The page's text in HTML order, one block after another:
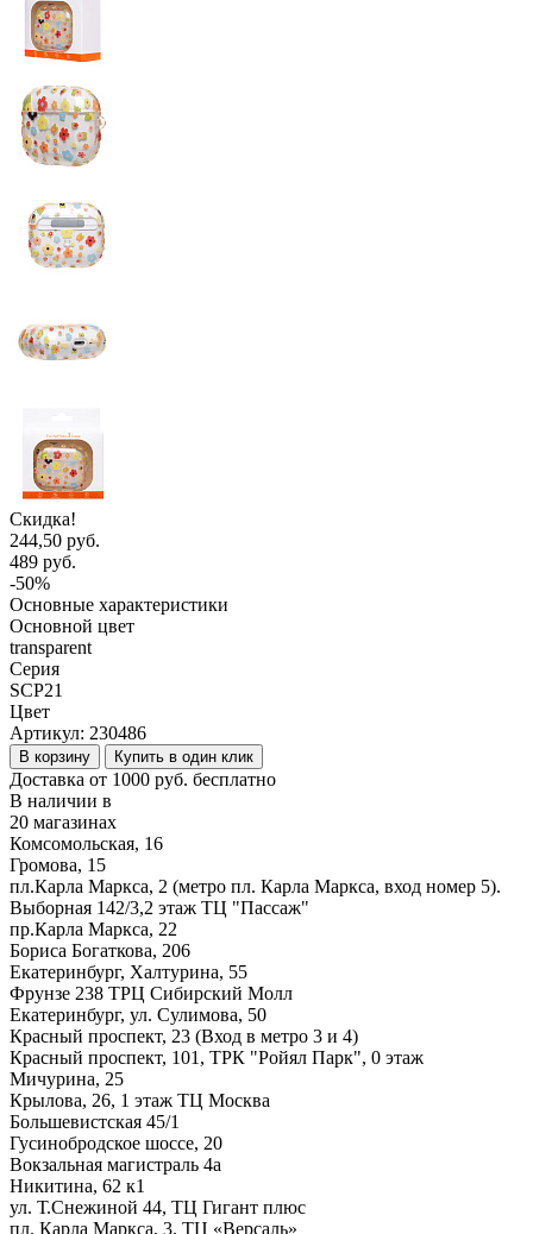
Скидка!
244,50 руб.
489 руб.
-50%
Основные характеристики
Основной цвет
transparent
Серия
SCP21
Цвет
Артикул: 230486
В корзину Купить в один клик
Доставка от 1000 руб. бесплатно
В наличии в
20 магазинах
Комсомольская, 16
Громова, 15
пл.Карла Маркса, 2 (метро пл. Карла Маркса, вход номер 5).
Выборная 142/3,2 этаж ТЦ "Пассаж"
пр.Карла Маркса, 22
Бориса Богаткова, 206
Екатеринбург, Халтурина, 55
Фрунзе 238 ТРЦ Сибирский Молл
Екатеринбург, ул. Сулимова, 50
Красный проспект, 23 (Вход в метро 3 и 4)
Красный проспект, 101, ТРК "Ройял Парк", 0 этаж
Мичурина, 25
Крылова, 26, 1 этаж ТЦ Москва
Большевистская 45/1
Гусинобродское шоссе, 20
Вокзальная магистраль 4а
Никитина, 62 к1
ул. Т.Снежиной 44, ТЦ Гигант плюс
пл. Карла Маркса, 3, ТЦ «Версаль»